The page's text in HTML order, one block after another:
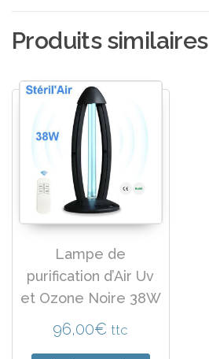
Produits similaires
Lampe de
purification d’Air Uv
et Ozone Noire 38W
96,00€ ttc